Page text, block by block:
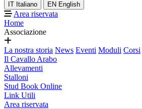
IT Italiano EN English
Area riservata
Home
Associazione
La nostra storia News Eventi Moduli Corsi
Il Cavallo Arabo
Allevamenti
Stalloni
Stud Book Online
Link Utili
Area riservata